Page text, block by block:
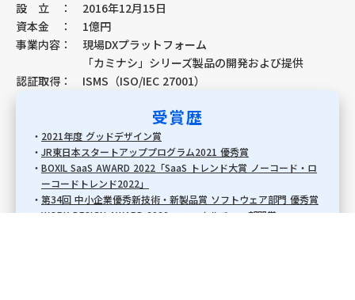
設 立 ： 2016年12月15日
資本金 ： 1億円
事業内容 ： 現場DXプラットフォーム
「カミナシ」シリーズ製品の開発および提供
認証取得 ： ISMS（ISO/IEC 27001）
受賞歴
・ 2021年度 グッドデザイン賞
・ JR東日本スタートアッププログラム2021 優秀賞
・ BOXIL SaaS AWARD 2022「SaaS トレンド大賞 ノーコード・ロ
ーコードトレンド2022」
・ 第34回 中小企業優秀新技術・新製品賞 ソフトウェア部門 優秀賞
WORK DESIGN AWARD 2022 ニューカルチャー部門賞